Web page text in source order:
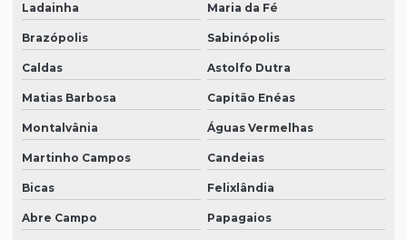
Ladainha Maria da Fé
Brazópolis Sabinópolis
Caldas Astolfo Dutra
Matias Barbosa Capitão Enéas
Montalvânia Águas Vermelhas
Martinho Campos Candeias
Bicas Felixlândia
Abre Campo Papagaios